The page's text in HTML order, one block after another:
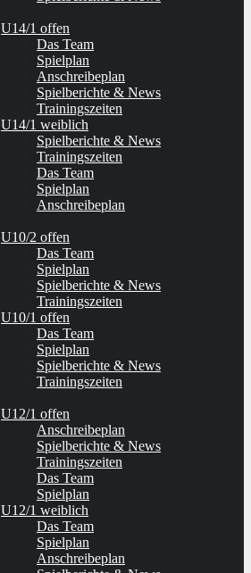
U14/1 offen
Das Team
Spielplan
Anschreibeplan
Spielberichte & News
Trainingszeiten
U14/1 weiblich
Spielberichte & News
Trainingszeiten
Das Team
Spielplan
Anschreibeplan
U10/2 offen
Das Team
Spielplan
Spielberichte & News
Trainingszeiten
U10/1 offen
Das Team
Spielplan
Spielberichte & News
Trainingszeiten
U12/1 offen
Anschreibeplan
Spielberichte & News
Trainingszeiten
Das Team
Spielplan
U12/1 weiblich
Das Team
Spielplan
Anschreibeplan